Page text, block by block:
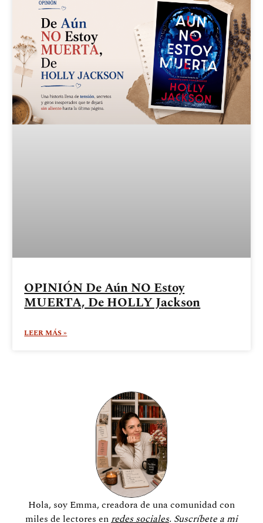
OPINIÓN De Aún NO Estoy
MUERTA, De HOLLY Jackson
LEER MÁS »
Hola, soy Emma, creadora de una comunidadcon
miles de lectores enredes sociales. Suscríbete a mi